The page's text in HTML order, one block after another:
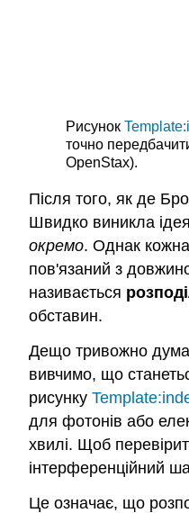
Рисунок
точно
OpenStax).
Після того, як де
Швидко виникла
окремо. Однак
пов'язаний з
називається
обставин.
Дещо тривожно
вивчимо, що
рисунку
для фотонів або
хвилі. Щоб
інтерференційний
Це означає, що